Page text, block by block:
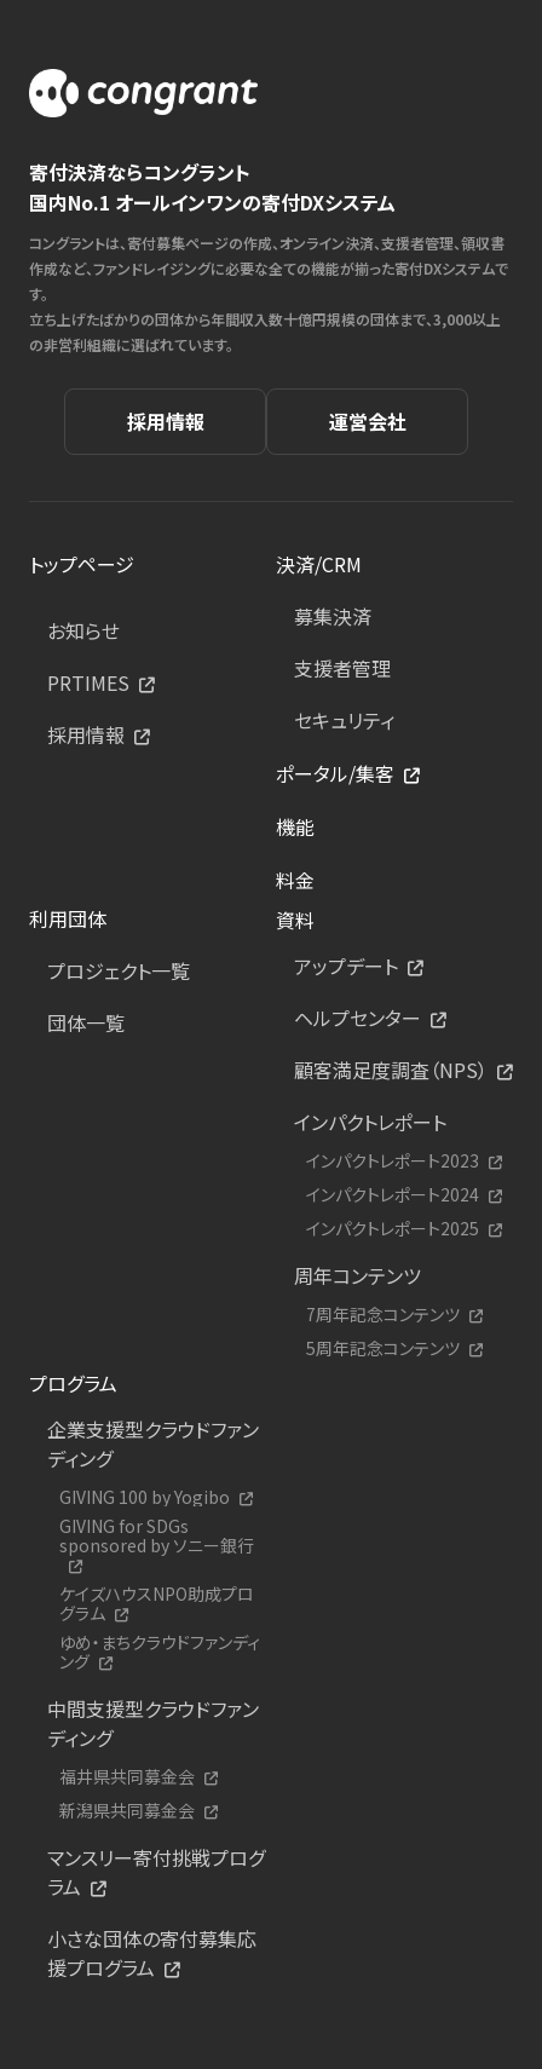
寄付決済ならコングラント
国内No.1 オールインワンの寄付DXシステム
コングラントは、寄付募集ページの作成、オンライン決済、支援者管理、領収書
作成など、ファンドレイジングに必要な全ての機能が揃った寄付DXシステムで
す。
立ち上げたばかりの団体から年間収入数十億円規模の団体まで、3,000以上
の非営利組織に選ばれています。
採用情報 運営会社
トップページ
お知らせ
PRTIMES
採用情報
決済/CRM
募集決済
支援者管理
セキュリティ
ポータル/集客
機能
料金
利用団体
プロジェクト一覧
団体一覧
資料
アップデート
ヘルプセンター
顧客満足度調査（NPS）
インパクトレポート
インパクトレポート2023
インパクトレポート2024
インパクトレポート2025
周年コンテンツ
7周年記念コンテンツ
5周年記念コンテンツ
プログラム
企業支援型クラウドファン
ディング
GIVING 100 by Yogibo
GIVING for SDGs
sponsored by ソニー銀行
ケイズハウスNPO助成プロ
グラム
ゆめ・まちクラウドファンディ
ング
中間支援型クラウドファン
ディング
福井県共同募金会
新潟県共同募金会
マンスリー寄付挑戦プログ
ラム
小さな団体の寄付募集応
援プログラム